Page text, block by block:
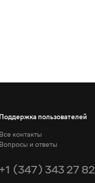
Поддержка пользователей
Все контакты
Вопросы и ответы
+1 (347) 343 27 82